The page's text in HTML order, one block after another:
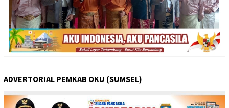
ADVERTORIAL PEMKAB OKU (SUMSEL)